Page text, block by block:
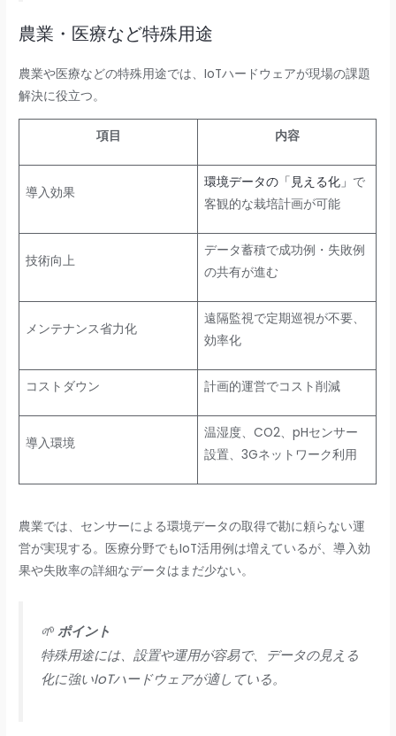
農業・医療など特殊用途
農業や医療などの特殊用途では、IoTハードウェアが現場の課題
解決に役立つ。
項目 内容
導入効果
環境データの「見える化」 で
客観的な栽培計画が可能
技術向上
データ蓄積で成功例・失敗例
の共有が進む
メンテナンス省力化
遠隔監視で定期巡視が不要、
効率化
コストダウン 計画的運営でコスト削減
導入環境
温湿度、CO2、pHセンサー
設置、3Gネットワーク利用
農業では、センサーによる環境データの取得で勘に頼らない運
営が実現する。医療分野でもIoT活用例は増えているが、導入効
果や失敗率の詳細なデータはまだ少ない。
🌱ポイント
特殊用途には、設置や運用が容易で、データの見える
化に強いIoTハードウェアが適している。